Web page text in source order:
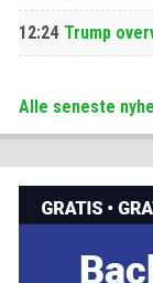
12:24 Trump
Alle seneste